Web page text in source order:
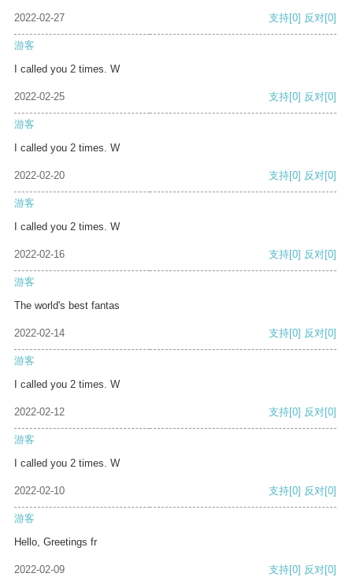
2022-02-27 支持[0] 反对[0]
游客
I called you 2 times. W
2022-02-25 支持[0] 反对[0]
游客
I called you 2 times. W
2022-02-20 支持[0] 反对[0]
游客
I called you 2 times. W
2022-02-16 支持[0] 反对[0]
游客
The world's best fantas
2022-02-14 支持[0] 反对[0]
游客
I called you 2 times. W
2022-02-12 支持[0] 反对[0]
游客
I called you 2 times. W
2022-02-10 支持[0] 反对[0]
游客
Hello, Greetings fr
2022-02-09 支持[0] 反对[0]